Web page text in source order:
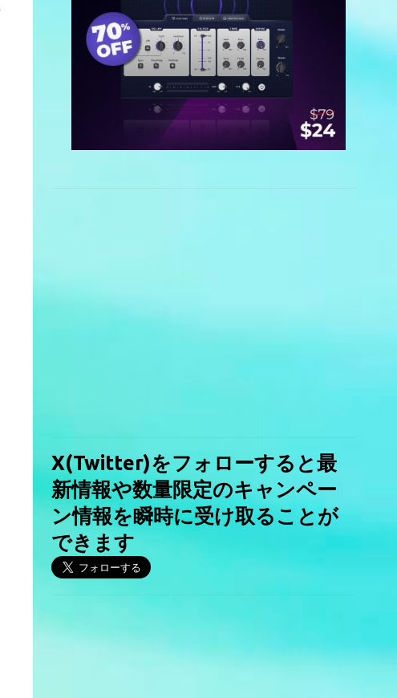
X(Twitter)をフォローすると最
新情報や数量限定のキャンペー
ン情報を瞬時に受け取ることが
できます